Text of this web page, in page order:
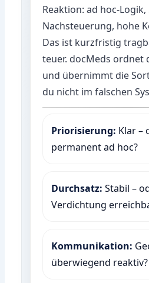
Reaktion: ad hoc-
Nachsteuerung, hohe
Das ist kurzfristig
teuer. docMeds ordnet
und übernimmt die
du nicht im falschen
Priorisierung: Klar –
permanent ad hoc?
Durchsatz: Stabil –
Verdichtung
Kommunikation:
überwiegend reaktiv?